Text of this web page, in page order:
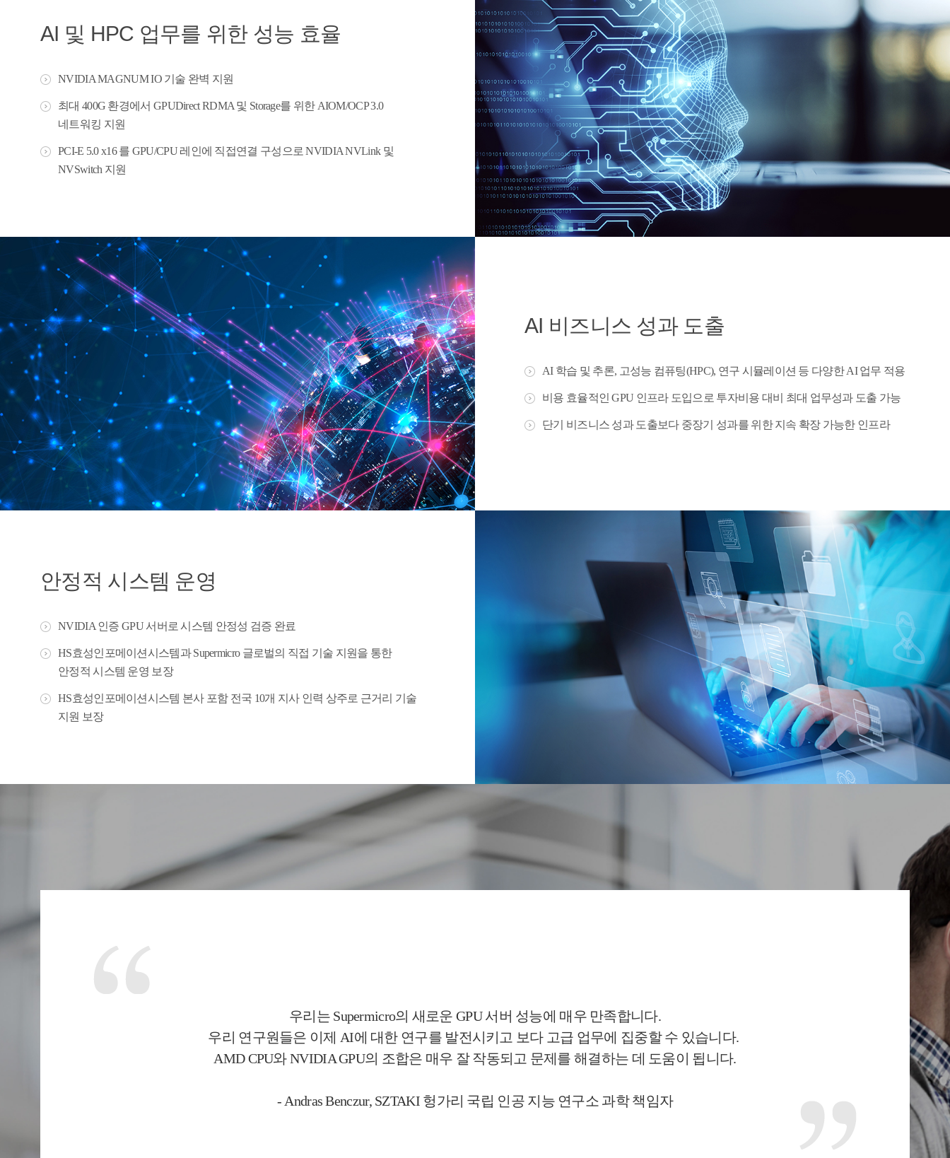
AI 및 HPC 업무를 위한 성능 효율
NVIDIA MAGNUM IO 기술 완벽 지원
최대 400G 환경에서 GPUDirect RDMA 및 Storage를 위한 AIOM/OCP 3.0
네트워킹 지원
PCI-E 5.0 x16 를 GPU/CPU 레인에 직접연결 구성으로 NVIDIA NVLink 및
NVSwitch 지원
AI 비즈니스 성과 도출
AI 학습 및 추론, 고성능 컴퓨팅(HPC), 연구 시뮬레이션 등 다양한 AI 업무 적용
비용 효율적인 GPU 인프라 도입으로 투자비용 대비 최대 업무성과 도출 가능
단기 비즈니스 성과 도출보다 중장기 성과를 위한 지속 확장 가능한 인프라
안정적 시스템 운영
NVIDIA 인증 GPU 서버로 시스템 안정성 검증 완료
HS효성인포메이션시스템과 Supermicro 글로벌의 직접 기술 지원을 통한
안정적 시스템 운영 보장
HS효성인포메이션시스템 본사 포함 전국 10개 지사 인력 상주로 근거리 기술
지원 보장
우리는 Supermicro의 새로운 GPU 서버 성능에 매우 만족합니다.
우리 연구원들은 이제 AI에 대한 연구를 발전시키고 보다 고급 업무에 집중할 수 있습니다.
AMD CPU와 NVIDIA GPU의 조합은 매우 잘 작동되고 문제를 해결하는 데 도움이 됩니다.
- Andras Benczur, SZTAKI 헝가리 국립 인공 지능 연구소 과학 책임자